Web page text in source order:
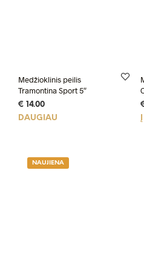
Medžioklinis peilis
Tramontina Sport 5″
€ 14.00
DAUGIAU
NAUJIENA